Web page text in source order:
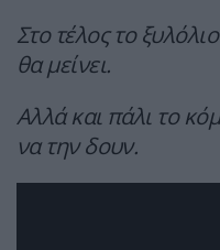
Στο τέλος το
θα μείνει.
Αλλά και πάλι το
να την δουν.